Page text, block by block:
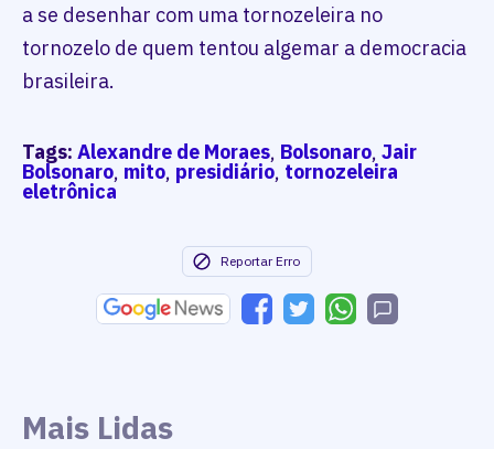
a se desenhar com uma tornozeleira no
tornozelo de quem tentou algemar a democracia
brasileira.
Tags: Alexandre de Moraes, Bolsonaro, Jair
Bolsonaro, mito, presidiário, tornozeleira
eletrônica
Reportar Erro
Mais Lidas